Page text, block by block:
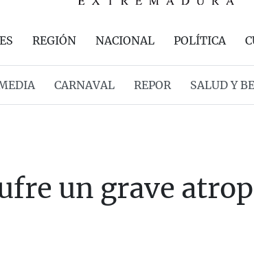
REGIÓN NACIONAL POLÍTICA
CARNAVAL REPOR SALUD Y
un grave